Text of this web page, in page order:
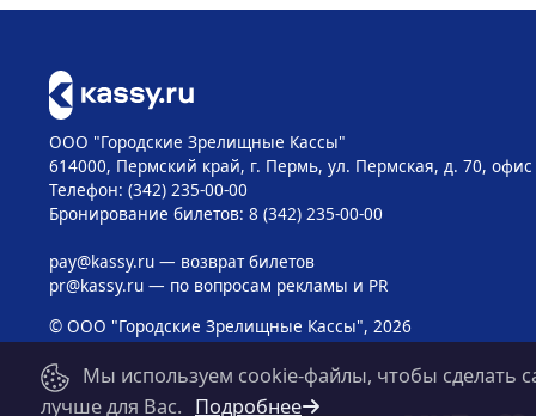
ООО "Городские Зрелищные Кассы"
614000, Пермский край, г. Пермь, ул. Пермская, д. 70, офис
Телефон: (342) 235-00-00
Бронирование билетов: 8 (342) 235-00-00
pay@kassy.ru— возврат билетов
pr@kassy.ru— по вопросам рекламы и PR
© ООО "Городские Зрелищные Кассы", 2026
Мы используем cookie-файлы, чтобы сделать
лучше для Вас. Подробнее